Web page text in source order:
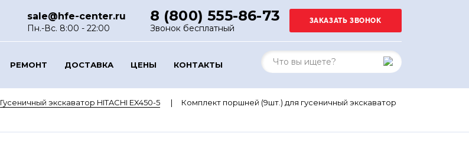
sale@hfe-center.ru
Пн.-Вс. 8:00 - 22:00
8 (800) 555-86-73
Звонок бесплатный
РЕМОНТ ДОСТАВКА ЦЕНЫ КОНТАКТЫ
Гусеничный экскаватор HITACHI EX450-5
Комплект поршней (9шт.) для гусеничный экскаватор